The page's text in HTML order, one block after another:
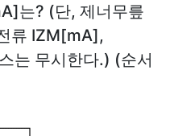
는? (단, 제너무릎
류 IZM[mA],
는 무시한다.) (순서